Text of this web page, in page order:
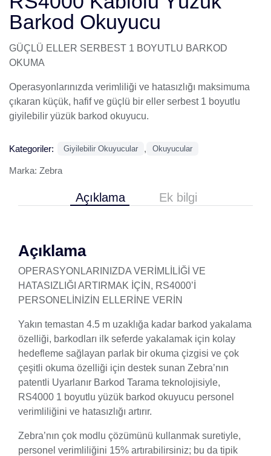
Barkod Okuyucu
GÜÇLÜ ELLER SERBEST 1 BOYUTLU BARKOD
OKUMA
Operasyonlarınızda verimliliği ve hatasızlığı maksimuma
çıkaran küçük, hafif ve güçlü bir eller serbest 1 boyutlu
giyilebilir yüzük barkod okuyucu.
Kategoriler: Giyilebilir Okuyucular , Okuyucular
Marka: Zebra
Açıklama Ek bilgi
Açıklama
OPERASYONLARINIZDA VERİMLİLİĞİ VE
HATASIZLIĞI ARTIRMAK İÇİN, RS4000’İ
PERSONELİNİZİN ELLERİNE VERİN
Yakın temastan 4.5 m uzaklığa kadar barkod yakalama
özelliği, barkodları ilk seferde yakalamak için kolay
hedefleme sağlayan parlak bir okuma çizgisi ve çok
çeşitli okuma özelliği için destek sunan Zebra’nın
patentli Uyarlanır Barkod Tarama teknolojisiyle,
RS4000 1 boyutlu yüzük barkod okuyucu personel
verimliliğini ve hatasızlığı artırır.
Zebra’nın çok modlu çözümünü kullanmak suretiyle,
personel verimliliğini 15% artırabilirsiniz; bu da tipik